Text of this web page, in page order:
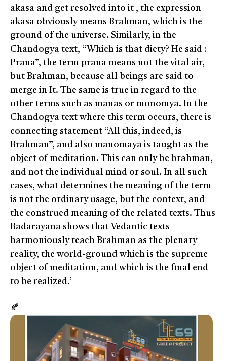
akasa and get resolved into it , the expression
akasa obviously means Brahman, which is the
ground of the universe. Similarly, in the
Chandogya text, “Which is that diety? He said :
Prana”, the term prana means not the vital air,
but Brahman, because all beings are said to
merge in It. The same is true in regard to the
other terms such as manas or monomya. In the
Chandogya text where this term occurs, there is
connecting statement “All this, indeed, is
Brahman”, and also manomaya is taught as the
object of meditation. This can only be brahman,
and not the individual mind or soul. In all such
cases, what determines the meaning of the term
is not the ordinary usage, but the context, and
the construed meaning of the related texts. Thus
Badarayana shows that Vedantic texts
harmoniously teach Brahman as the plenary
reality, the world-ground which is the supreme
object of meditation, and which is the final end
to be realized.’
🍂